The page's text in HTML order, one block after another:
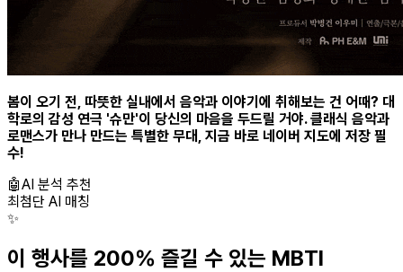
봄이 오기 전, 따뜻한 실내에서 음악과 이야기에 취해보는 건 어때? 대
학로의 감성 연극 '슈만'이 당신의 마음을 두드릴 거야. 클래식 음악과
로맨스가 만나 만드는 특별한 무대, 지금 바로 네이버 지도에 저장 필
수!
🤖AI 분석 추천
최첨단 AI 매칭
✨
이 행사를 200% 즐길 수 있는 MBTI